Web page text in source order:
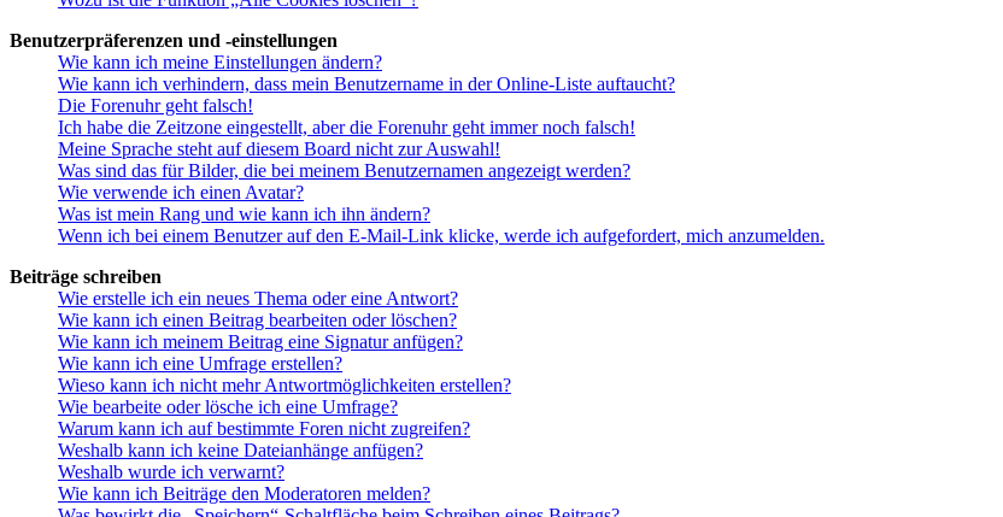
Benutzerpräferenzen und -einstellungen
Wie kann ich meine Einstellungen ändern?
Wie kann ich verhindern, dass mein Benutzername in der Online-Liste auftaucht?
Die Forenuhr geht falsch!
Ich habe die Zeitzone eingestellt, aber die Forenuhr geht immer noch falsch!
Meine Sprache steht auf diesem Board nicht zur Auswahl!
Was sind das für Bilder, die bei meinem Benutzernamen angezeigt werden?
Wie verwende ich einen Avatar?
Was ist mein Rang und wie kann ich ihn ändern?
Wenn ich bei einem Benutzer auf den E-Mail-Link klicke, werde ich aufgefordert, mich anzumelden.
Beiträge schreiben
Wie erstelle ich ein neues Thema oder eine Antwort?
Wie kann ich einen Beitrag bearbeiten oder löschen?
Wie kann ich meinem Beitrag eine Signatur anfügen?
Wie kann ich eine Umfrage erstellen?
Wieso kann ich nicht mehr Antwortmöglichkeiten erstellen?
Wie bearbeite oder lösche ich eine Umfrage?
Warum kann ich auf bestimmte Foren nicht zugreifen?
Weshalb kann ich keine Dateianhänge anfügen?
Weshalb wurde ich verwarnt?
Wie kann ich Beiträge den Moderatoren melden?